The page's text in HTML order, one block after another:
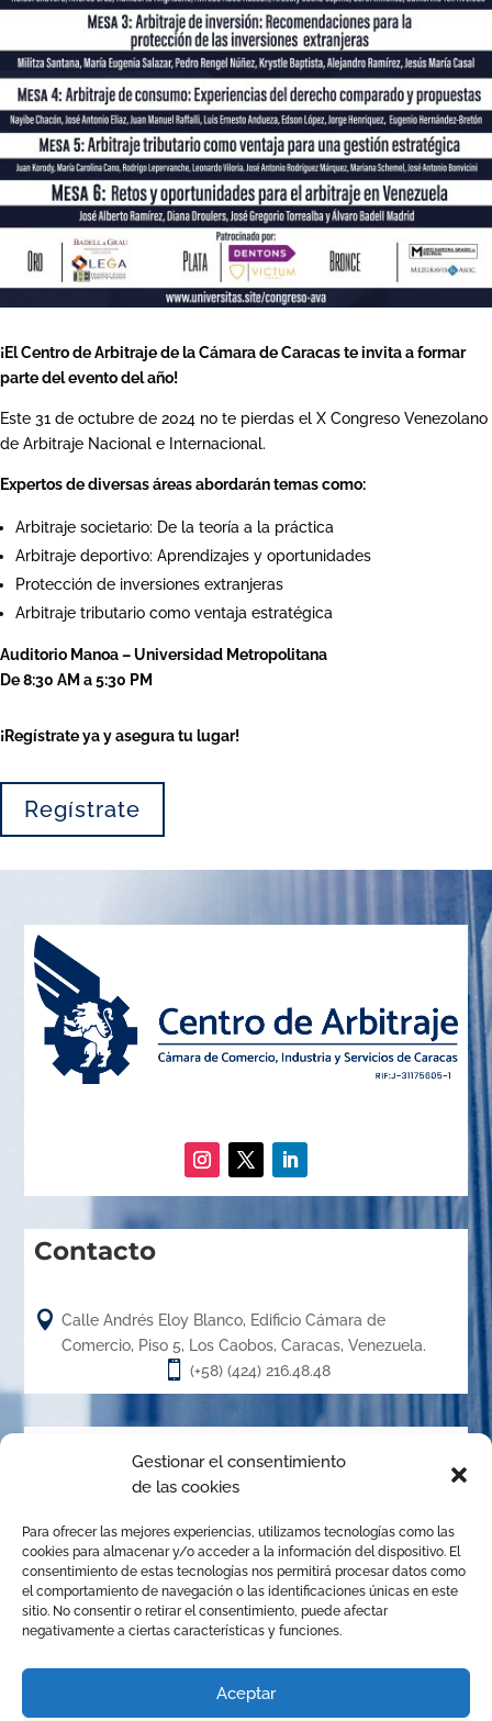
Gestionar el consentimiento
de las cookies
Para ofrecer las mejores experiencias, utilizamos tecnologías como las
cookies para almacenar y/o acceder a la información del dispositivo. El
consentimiento de estas tecnologías nos permitirá procesar datos como
el comportamiento de navegación o las identificaciones únicas en este
sitio. No consentir o retirar el consentimiento, puede afectar
negativamente a ciertas características y funciones.
Aceptar
¡El Centro de Arbitraje de la Cámara de Caracas te invita a formar
parte del evento del año!
Este 31 de octubre de 2024 no te pierdas el X Congreso Venezolano
de Arbitraje Nacional e Internacional.
Expertos de diversas áreas abordarán temas como:
Arbitraje societario: De la teoría a la práctica
Arbitraje deportivo: Aprendizajes y oportunidades
Protección de inversiones extranjeras
Arbitraje tributario como ventaja estratégica
Auditorio Manoa – Universidad Metropolitana
De 8:30 AM a 5:30 PM
¡Regístrate ya y asegura tu lugar!
Regístrate
Contacto
 Calle Andrés Eloy Blanco, Edificio Cámara de
Comercio, Piso 5, Los Caobos, Caracas, Venezuela.
 (+58) (424) 216.48.48
Acerca de
creado en el año 1.989, es un órgano de la Cámara de
Comercio, Industria y Servicios de Caracas, organizado de
conformidad con las disposiciones de la Ley de Arbitraje
Comercial para promover la solución de conflictos
cualquier otro mecanismo alternativo de solución de